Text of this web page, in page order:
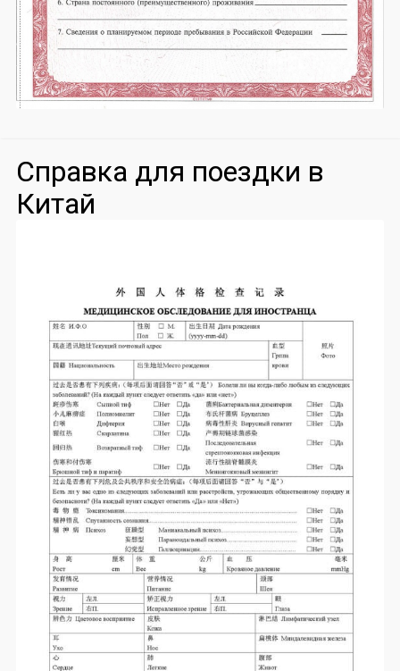
Справка для поездки в
Китай